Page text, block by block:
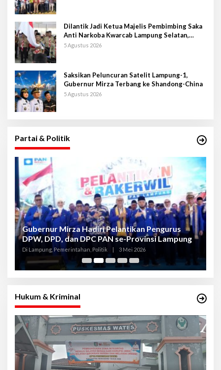
Dilantik Jadi Ketua Majelis Pembimbing Saka
Anti Narkoba Kwarcab Lampung Selatan,
Kepala BNNK Pramuka Garda P4GN
5 Agustus 2026
Saksikan Peluncuran Satelit Lampung-1,
Gubernur Mirza Terbang ke Shandong-China
5 Agustus 2026
Partai & Politik
Gubernur Mirza Hadiri Pelantikan Pengurus
DPW, DPD, dan DPC PAN se-Provinsi Lampung
Di Lampung, Pemerintahan, Politik | 3 Mei 2026
Hukum & Kriminal